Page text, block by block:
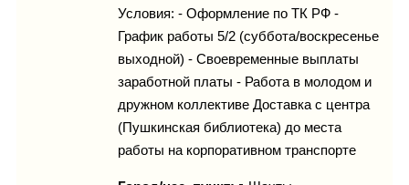
Условия: - Оформление по ТК РФ -
График работы 5/2 (суббота/воскресенье
выходной) - Своевременные выплаты
заработной платы - Работа в молодом и
дружном коллективе Доставка с центра
(Пушкинская библиотека) до места
работы на корпоративном транспорте